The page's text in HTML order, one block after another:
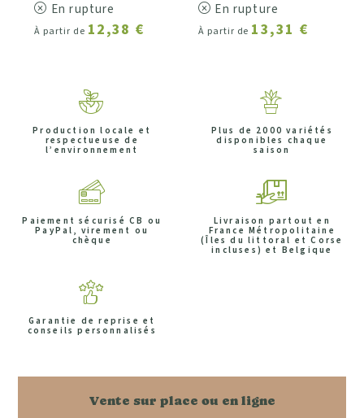
En rupture
À partir de 12,38 €
En rupture
À partir de 13,31 €
Production locale et
respectueuse de
l’environnement
Plus de 2000 variétés
disponibles chaque
saison
Paiement sécurisé CB ou
PayPal, virement ou
chèque
Livraison partout en
France Métropolitaine
(Îles du littoral et Corse
incluses) et Belgique
Garantie de reprise et
conseils personnalisés
Vente sur place ou en ligne